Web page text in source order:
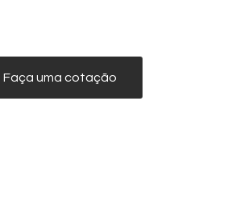
Faça uma cotação